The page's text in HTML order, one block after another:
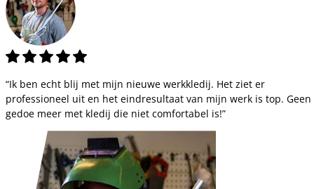
“Ik ben echt blij met mijn nieuwe werkkledij. Het ziet er
professioneel uit en het eindresultaat van mijn werk is top. Geen
gedoe meer met kledij die niet comfortabel is!”